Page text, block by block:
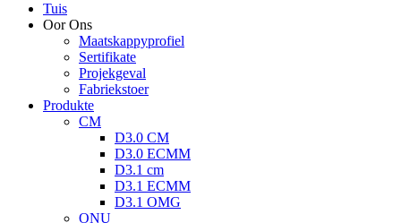
Tuis
Oor Ons
Maatskappyprofiel
Sertifikate
Projekgeval
Fabriekstoer
Produkte
CM
D3.0 CM
D3.0 ECMM
D3.1 cm
D3.1 ECMM
D3.1 OMG
ONU